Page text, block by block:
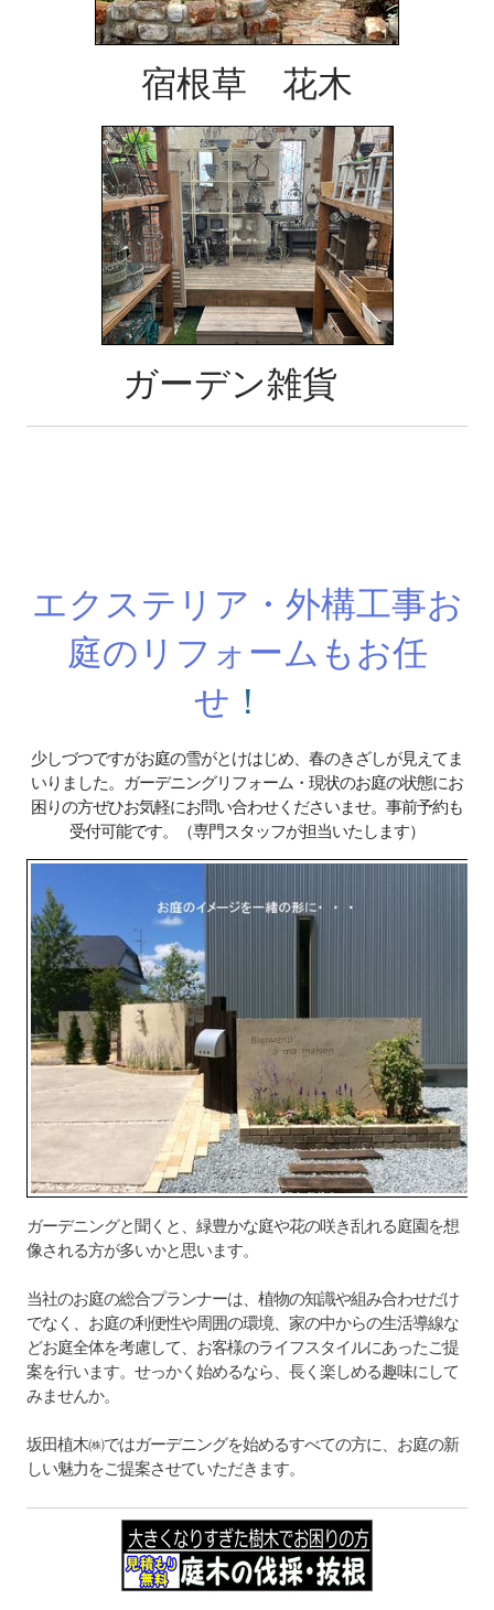
宿根草 花木
ガーデン雑貨
エクステリア・外構工事お
庭のリフォームもお任
せ ！
少しづつですがお庭の雪がとけはじめ、春のきざしが見えてま
いりました。ガーデニングリフォーム・現状のお庭の状態にお
困りの方ぜひお気軽にお問い合わせくださいませ。事前予約も
受付可能です。（専門スタッフが担当いたします）
ガーデニングと聞くと、緑豊かな庭や花の咲き乱れる庭園を想
像される方が多いかと思います。
当社のお庭の総合プランナーは、植物の知識や組み合わせだけ
でなく、お庭の利便性や周囲の環境、家の中からの生活導線な
どお庭全体を考慮して、お客様のライフスタイルにあったご提
案を行います。 せっかく始めるなら、長く楽しめる趣味にして
みませんか。
坂田植木㈱ではガーデニングを始めるすべての方に、お庭の新
しい魅力をご提案させていただきます。